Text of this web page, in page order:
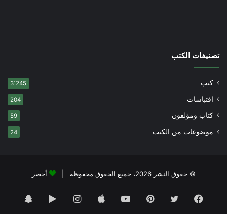
تصنيفات الكتب
كتب 3٬245
اقتباسات 204
كتاب ومؤلفون 59
موضوعات من الكتب 24
© حقوق النشر 2026، جميع الحقوق محفوظة | أخضر
فيسبوك تويتر بينتيريستيوتيوب انستقرام‏Google